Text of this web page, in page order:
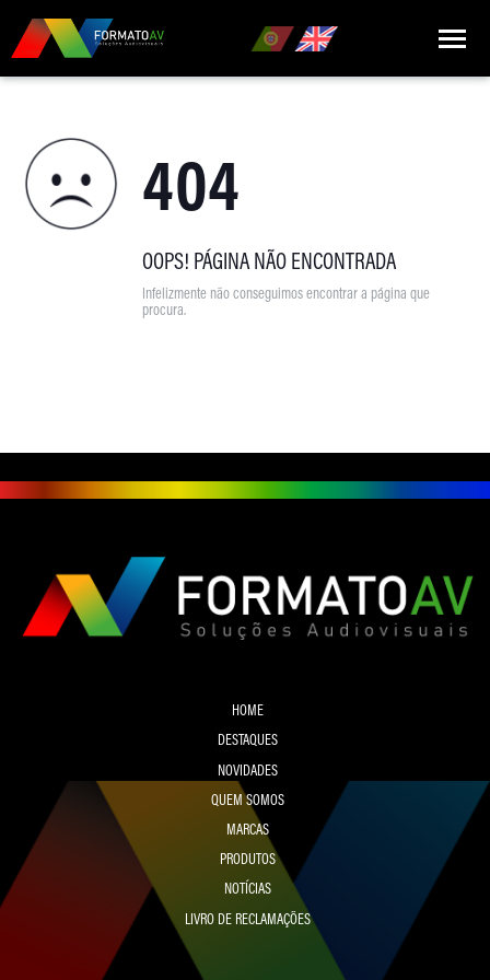
QUEM SOMOS
MARCAS 404
OOPS! PÁGINA NÃO ENCONTRADA
Infelizmente não conseguimos encontrar a página que
procura.
HOME
DESTAQUES
NOVIDADES
QUEM SOMOS
MARCAS
PRODUTOS
NOTÍCIAS
LIVRO DE RECLAMAÇÕES